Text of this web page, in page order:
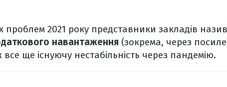
2021 року представники закладів
навантаження (зокрема, через
все ще існуючу нестабільність через пандемію.